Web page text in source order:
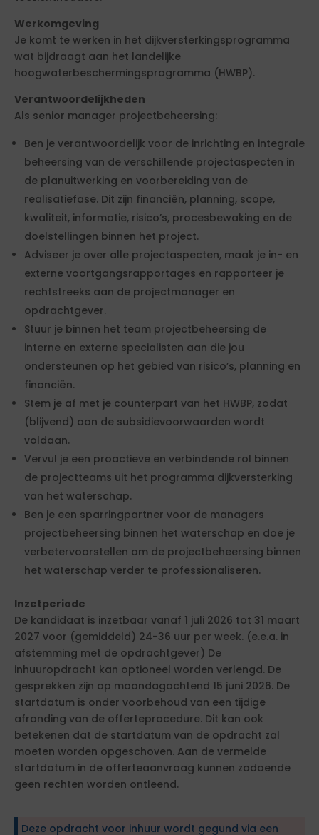
Werkomgeving
Je komt te werken in het dijkversterkingsprogramma
wat bijdraagt aan het landelijke
hoogwaterbeschermingsprogramma (HWBP).
Verantwoordelijkheden
Als senior manager projectbeheersing:
Ben je verantwoordelijk voor de inrichting en integrale
beheersing van de verschillende projectaspecten in
de planuitwerking en voorbereiding van de
realisatiefase. Dit zijn financiën, planning, scope,
kwaliteit, informatie, risico’s, procesbewaking en de
doelstellingen binnen het project.
Adviseer je over alle projectaspecten, maak je in- en
externe voortgangsrapportages en rapporteer je
rechtstreeks aan de projectmanager en
opdrachtgever.
Stuur je binnen het team projectbeheersing de
interne en externe specialisten aan die jou
ondersteunen op het gebied van risico’s, planning en
financiën.
Stem je af met je counterpart van het HWBP, zodat
(blijvend) aan de subsidievoorwaarden wordt
voldaan.
Vervul je een proactieve en verbindende rol binnen
de projectteams uit het programma dijkversterking
van het waterschap.
Ben je een sparringpartner voor de managers
projectbeheersing binnen het waterschap en doe je
verbetervoorstellen om de projectbeheersing binnen
het waterschap verder te professionaliseren.
Inzetperiode
De kandidaat is inzetbaar vanaf 1 juli 2026 tot 31 maart
2027 voor (gemiddeld) 24-36 uur per week. (e.e.a. in
afstemming met de opdrachtgever) De
inhuuropdracht kan optioneel worden verlengd. De
gesprekken zijn op maandagochtend 15 juni 2026. De
startdatum is onder voorbehoud van een tijdige
afronding van de offerteprocedure. Dit kan ook
betekenen dat de startdatum van de opdracht zal
moeten worden opgeschoven. Aan de vermelde
startdatum in de offerteaanvraag kunnen zodoende
geen rechten worden ontleend.
Deze opdracht voor inhuur wordt gegund via een